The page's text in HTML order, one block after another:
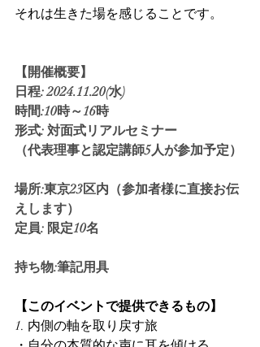
それは生きた場を感じることです。
【開催概要】
日程: 2024.11.20(水)
時間:10時～16時
形式: 対面式リアルセミナー
（代表理事と認定講師5人が参加予定）
場所:東京23区内（参加者様に直接お伝
えします）
定員: 限定10名
持ち物:筆記用具
【このイベントで提供できるもの】
1. 内側の軸を取り戻す旅